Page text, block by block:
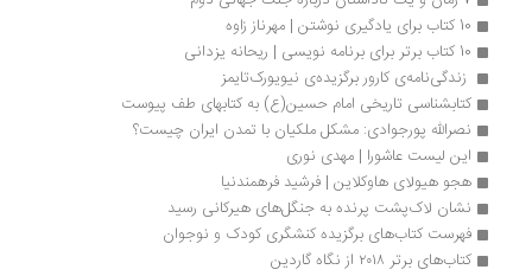
زندگی‌نامه‌ی کارور برگزیده‌ی نیویورک‌تایمز
کتابشناسی تاریخی امام‌ حسین(ع) به کتابهای طف پیوست
نصرالله پورجوادی: مشکل ملکیان با تمدن ایران چیست؟
این لیست عاشورا | مهدی نوری
هجو هیولای هاوکلاین | فرشید فرهمندنیا
نشان لاک‌پشت پرنده به جنگل‌های هیرکانی رسید
فهرست کتاب‌های برگزیده کنشگری کودک و نوجوان
کتاب‌های برتر ۲۰۱۸ از نگاه گاردین